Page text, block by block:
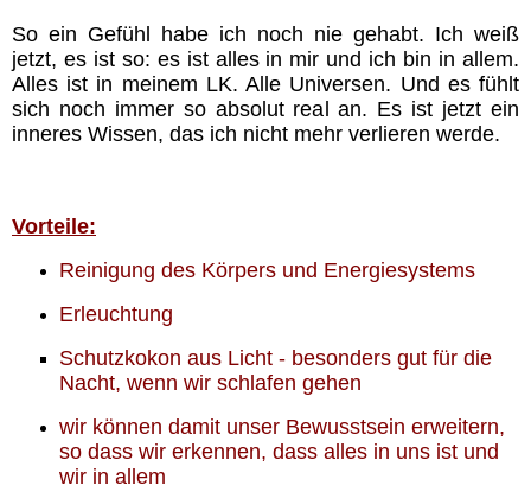
So ein Gefühl habe ich noch nie gehabt. Ich weiß
jetzt, es ist so: es ist alles in mir und ich bin in allem.
Alles ist in meinem LK. Alle Universen. Und es fühlt
sich noch immer so absolut real an. Es ist jetzt ein
inneres Wissen, das ich nicht mehr verlieren werde.
Vorteile:
Reinigung des Körpers und Energiesystems
Erleuchtung
Schutzkokon aus Licht - besonders gut für die
Nacht, wenn wir schlafen gehen
wir können damit unser Bewusstsein erweitern,
so dass wir erkennen, dass alles in uns ist und
wir in allem